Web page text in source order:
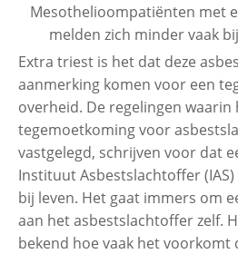
Mesothelioompatiënten met
melden zich minder vaak bij
Extra triest is het dat deze
aanmerking komen voor een
overheid. De regelingen
tegemoetkoming voor
vastgelegd, schrijven voor dat
Instituut Asbestslachtoffer
bij leven. Het gaat immers om
aan het asbestslachtoffer zelf.
bekend hoe vaak het voorkomt